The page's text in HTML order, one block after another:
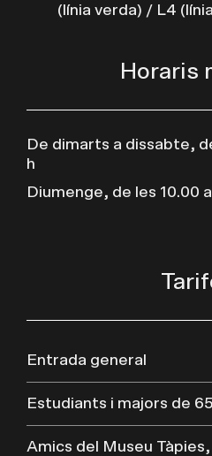
(línia verda) / L4
Horaris
De dimarts a dissabte,
h
Diumenge, de les 10.00
Entrada general
Estudiants i majors de
Amics del Museu